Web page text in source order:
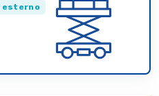
esterno